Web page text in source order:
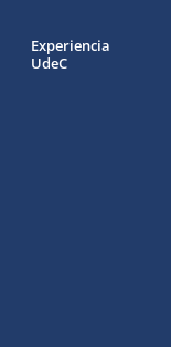
Experiencia
UdeC